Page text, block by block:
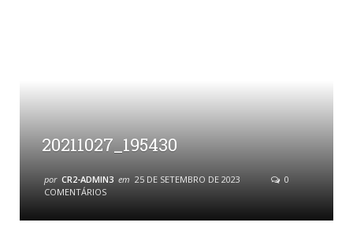
20211027_195430
por CR2-ADMIN3 em 25 DE SETEMBRO DE 2023
0
COMENTÁRIOS